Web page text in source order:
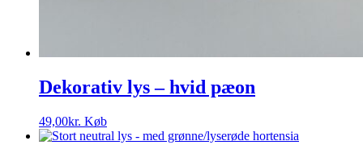
Dekorativ lys – hvid pæon
49,00kr. Køb